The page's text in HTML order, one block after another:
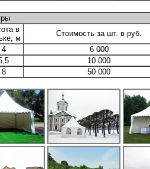
в
м
Стоимость за шт. в руб.
4
6 000
10 000
8 50 000